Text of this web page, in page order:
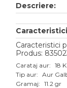
Aur alb
Aur roz
Aur mixt
Descriere:
Caracteristici
Produs:
Carataj aur: 18 K
Tip aur: Aur
Gramaj: 11.2 gr